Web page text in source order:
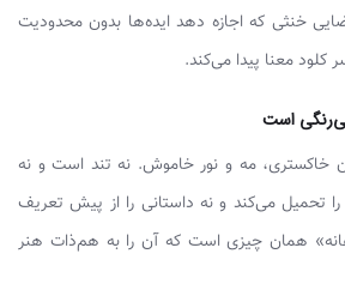
فضایی خنثی که اجازه دهد ایده‌ها بدون محدودیت
کلود معنا پیدا می‌کند.
است
خاکستری، مه و نور خاموش. نه تند است و نه
تحمیل می‌کند و نه داستانی را از پیش تعریف
همان چیزی است که آن را به هم‌ذات هنر